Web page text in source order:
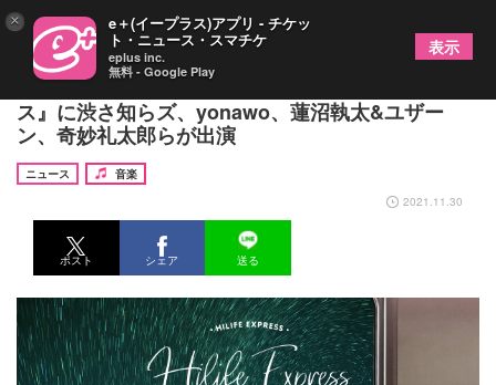
冬の八ヶ岳で行われる『ハイライフ・エクスプレ
ス』に渋さ知らズ、yonawo、蓮沼執太&ユザー
ン、奇妙礼太郎らが出演
ニュース
音楽
2021.11.30
ポスト シェア 送る
× e＋(イープラス)アプリ - チケッ
ト・ニュース・スマチケ
eplus inc.
無料 - Google Play
表示